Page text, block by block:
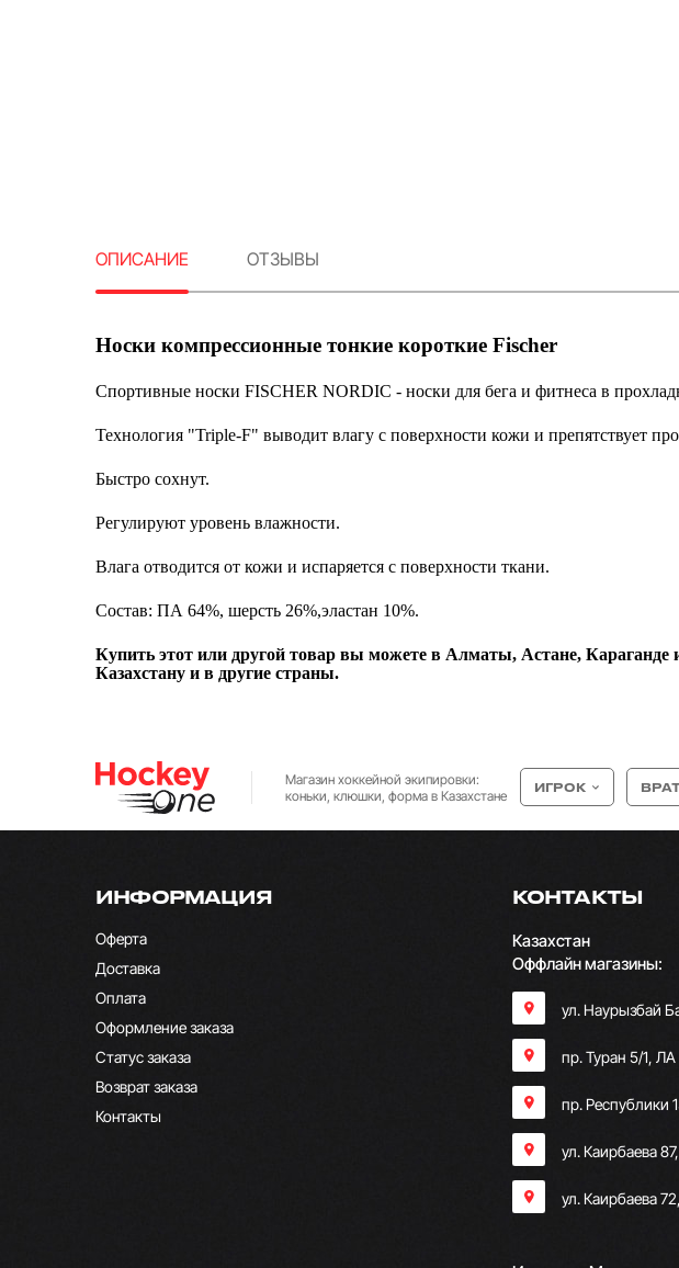
ОПИСАНИЕ ОТЗЫВЫ
Носки компрессионные тонкие короткие Fischer
Спортивные носки FISCHER NORDIC - носки для бега и фитнеса в
Технология "Triple-F" выводит влагу с поверхности кожи и препятствует
Быстро сохнут.
Регулируют уровень влажности.
Влага отводится от кожи и испаряется с поверхности ткани.
Состав: ПА 64%, шерсть 26%,эластан 10%.
Купить этот или другой товар вы можете в Алматы, Астане, Караганде
Казахстану и в другие страны.
Магазин хоккейной экипировки:
коньки, клюшки, форма в Казахстане
ИГРОК
ИНФОРМАЦИЯ
Оферта
Доставка
Оплата
Оформление заказа
Статус заказа
Возврат заказа
Контакты
КОНТАКТЫ
Казахстан
Оффлайн магазины:
ул. Наурызбай
пр. Туран 5/1,
пр. Республики
ул. Каирбаева
ул. Каирбаева